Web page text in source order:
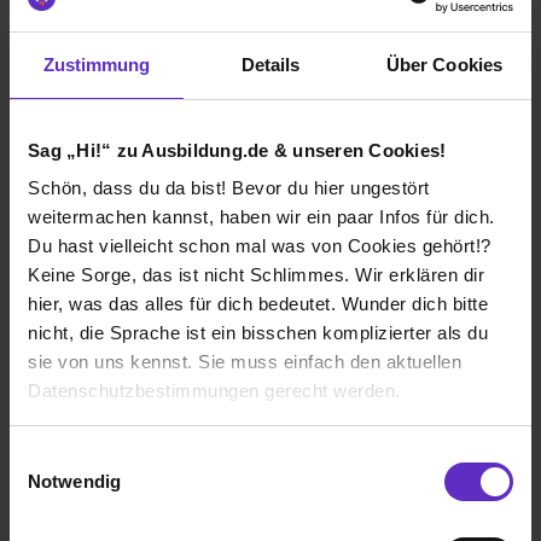
Zustimmung Details Über Cookies
Sag „Hi!“ zu Ausbildung.de & unseren Cookies!
Schön, dass du da bist! Bevor du hier ungestört
weitermachen kannst, haben wir ein paar Infos für dich.
Du hast vielleicht schon mal was von Cookies gehört!?
Keine Sorge, das ist nicht Schlimmes. Wir erklären dir
hier, was das alles für dich bedeutet. Wunder dich bitte
nicht, die Sprache ist ein bisschen komplizierter als du
sie von uns kennst. Sie muss einfach den aktuellen
Datenschutzbestimmungen gerecht werden.
Notwendig
Klassische duale Berufsausbildung
2015
Nicht Übernommen
Verdienst
1. Ausbildungsjahr:
850€
2. Ausbildungsjahr:
900€